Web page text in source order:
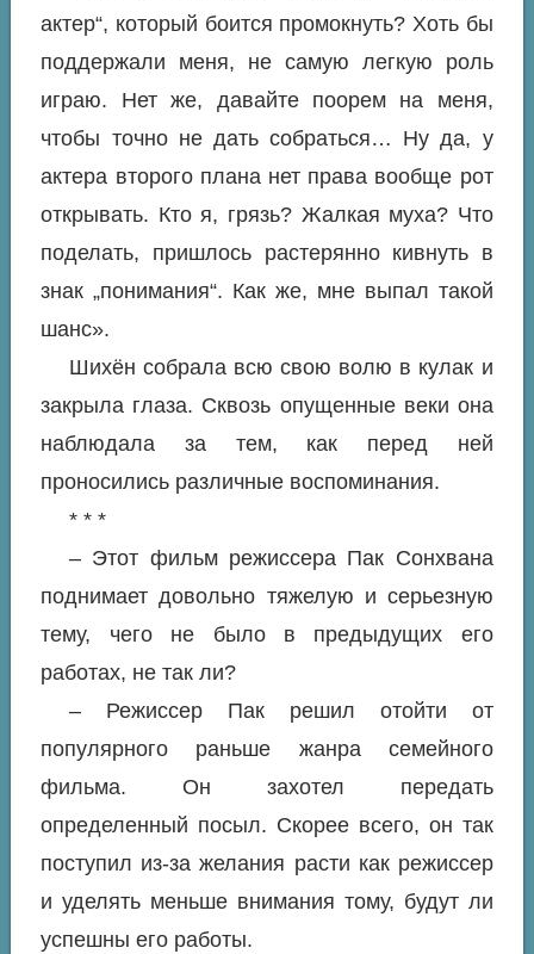
актер“, который боится промокнуть? Хоть бы
поддержали меня, не самую легкую роль
играю. Нет же, давайте поорем на меня,
чтобы точно не дать собраться… Ну да, у
актера второго плана нет права вообще рот
открывать. Кто я, грязь? Жалкая муха? Что
поделать, пришлось растерянно кивнуть в
знак „понимания“. Как же, мне выпал такой
шанс».
Шихён собрала всю свою волю в кулак и
закрыла глаза. Сквозь опущенные веки она
наблюдала за тем, как перед ней
проносились различные воспоминания.
* * *
– Этот фильм режиссера Пак Сонхвана
поднимает довольно тяжелую и серьезную
тему, чего не было в предыдущих его
работах, не так ли?
– Режиссер Пак решил отойти от
популярного раньше жанра семейного
фильма. Он захотел передать
определенный посыл. Скорее всего, он так
поступил из-за желания расти как режиссер
и уделять меньше внимания тому, будут ли
успешны его работы.